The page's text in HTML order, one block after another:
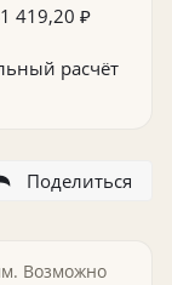
419,20 ₽
расчёт
Поделиться
Возможно